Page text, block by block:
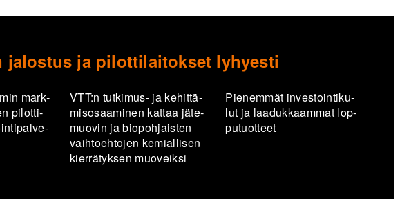
jalostus ja pilottilaitokset lyhyesti
mark­
pi­lot­ti­
VTT:n tutkimus-​ ja ke­hit­tä­
mis­osaa­mi­nen kat­taa jä­te­
muo­vin ja bio­poh­jais­ten
vaih­toeh­to­jen ke­mial­li­sen
kier­rä­tyk­sen muo­veik­si
Pie­nem­mät in­ves­toin­ti­ku­
lut ja laa­duk­kaam­mat lop­
pu­tuot­teet